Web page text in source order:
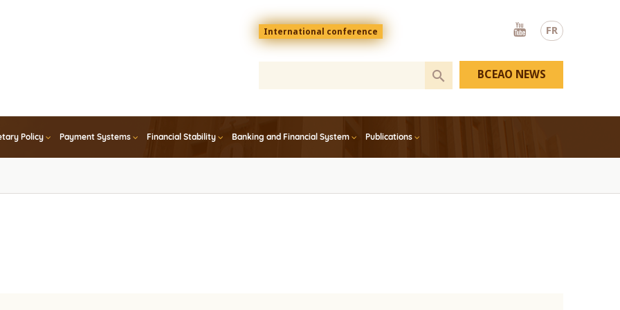
FR
Menu
top
En
International conference
Youtube
Policy Payment Systems Financial Stability Banking and Financial System Publications
BCEAO NEWS